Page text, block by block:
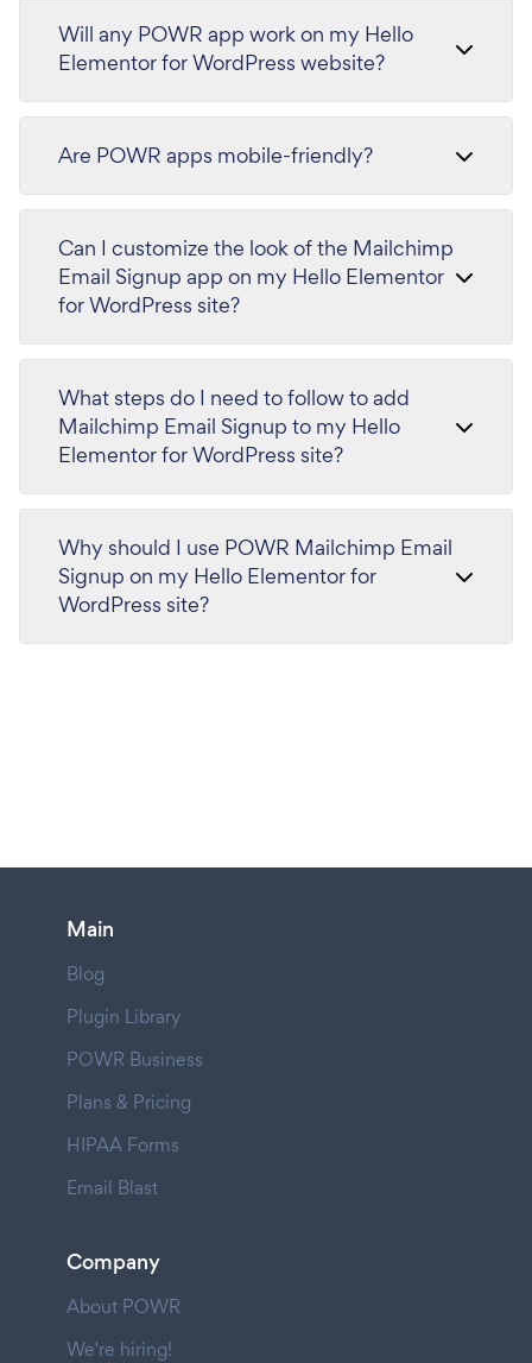
Will any POWR app work on my Hello
Elementor for WordPress website?
Are POWR apps mobile-friendly?
Can I customize the look of the Mailchimp
Email Signup app on my Hello Elementor
for WordPress site?
What steps do I need to follow to add
Mailchimp Email Signup to my Hello
Elementor for WordPress site?
Why should I use POWR Mailchimp Email
Signup on my Hello Elementor for
WordPress site?
Main
Blog
Plugin Library
POWR Business
Plans & Pricing
HIPAA Forms
Email Blast
Company
About POWR
We're hiring!